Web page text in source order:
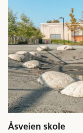
Åsveien skole